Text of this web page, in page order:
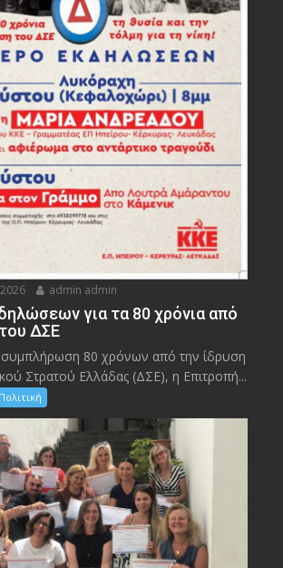
admin admin
για τα 80 χρόνια από
ΔΣΕ
80 χρόνων από την ίδρυση
Στρατού Ελλάδας (ΔΣΕ), η Επιτροπή...
Πολιτική